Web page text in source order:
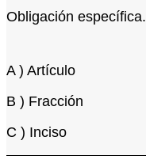
Obligación específica.
A ) Artículo
B ) Fracción
C ) Inciso